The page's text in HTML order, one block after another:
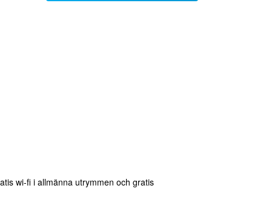
wi-fi i allmänna utrymmen och gratis